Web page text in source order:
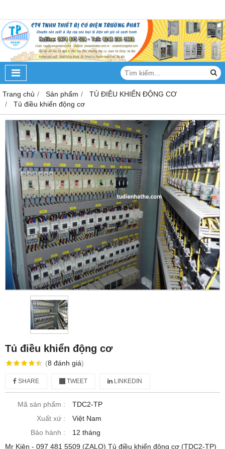
Trang chủ Sản phẩm
TỦ ĐIỀU KHIỂN ĐỘNG CƠ
Tủ điều khiển động cơ
Tủ điều khiển động cơ
(8 đánh giá)
SHARE TWEET LINKEDIN
Mã sản phẩm :
TDC2-TP
Xuất xứ :
Việt Nam
Bảo hành :
12 tháng
Mr Kiên - 097 481 5509 (ZALO) Tủ điều khiển động cơ (TDC2-TP)